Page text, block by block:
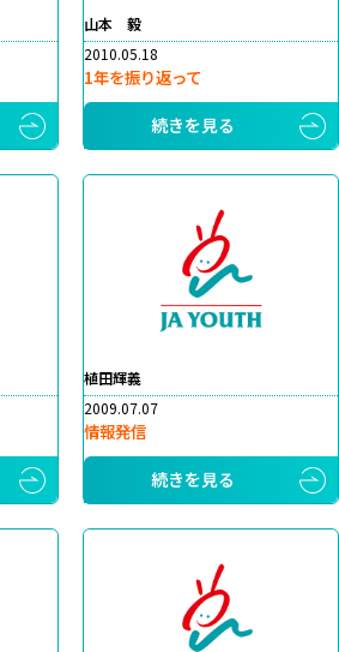
山本 毅
2010.05.18
1年を振り返って
続きを見る
植田輝義
2009.07.07
情報発信
続きを見る